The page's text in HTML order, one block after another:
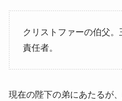
クリストファーの伯父
責任者。
現在の陛下の弟にあたるが